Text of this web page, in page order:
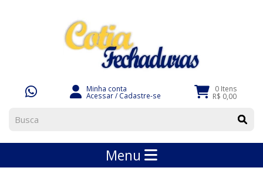
Minha conta
Acessar/ Cadastre-se
0 Itens
R$ 0,00
Menu